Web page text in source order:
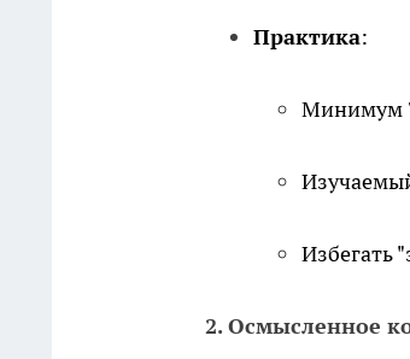
Практика:
Минимум
Избегать
2. Осмысленное